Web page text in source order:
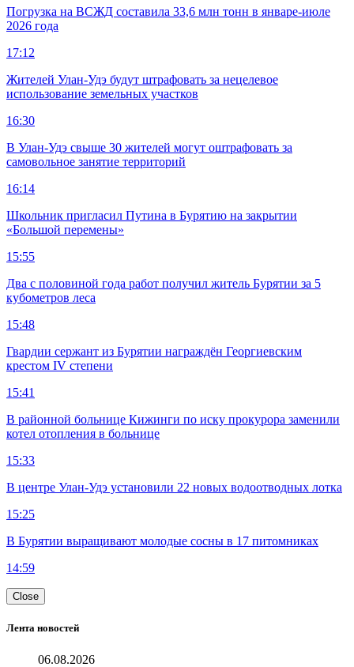
Погрузка на ВСЖД составила 33,6 млн тонн в январе-июле
2026 года
17:12
Жителей Улан-Удэ будут штрафовать за нецелевое
использование земельных участков
16:30
В Улан-Удэ свыше 30 жителей могут оштрафовать за
самовольное занятие территорий
16:14
Школьник пригласил Путина в Бурятию на закрытии
«Большой перемены»
15:55
Два с половиной года работ получил житель Бурятии за 5
кубометров леса
15:48
Гвардии сержант из Бурятии награждён Георгиевским
крестом IV степени
15:41
В районной больнице Кижинги по иску прокурора заменили
котел отопления в больнице
15:33
В центре Улан-Удэ установили 22 новых водоотводных лотка
15:25
В Бурятии выращивают молодые сосны в 17 питомниках
14:59
Close
Лента новостей
06.08.2026